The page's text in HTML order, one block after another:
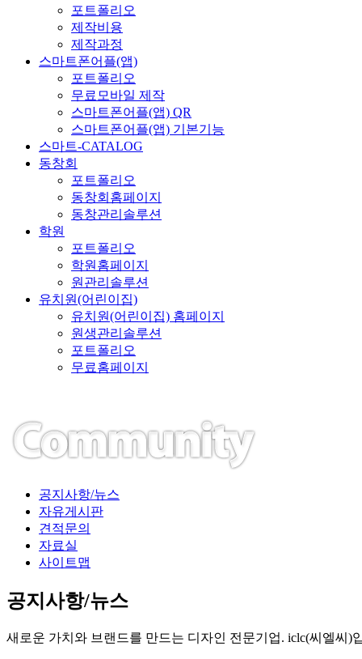
포트폴리오
제작비용
제작과정
스마트폰어플(앱)
포트폴리오
무료모바일 제작
스마트폰어플(앱) QR
스마트폰어플(앱) 기본기능
스마트-CATALOG
동창회
포트폴리오
동창회홈페이지
동창관리솔루션
학원
포트폴리오
학원홈페이지
원관리솔루션
유치원(어린이집)
유치원(어린이집) 홈페이지
원생관리솔루션
포트폴리오
무료홈페이지
공지사항/뉴스
자유게시판
견적문의
자료실
사이트맵
공지사항/뉴스
새로운 가치와 브랜드를 만드는 디자인 전문기업. iclc(씨엘씨)